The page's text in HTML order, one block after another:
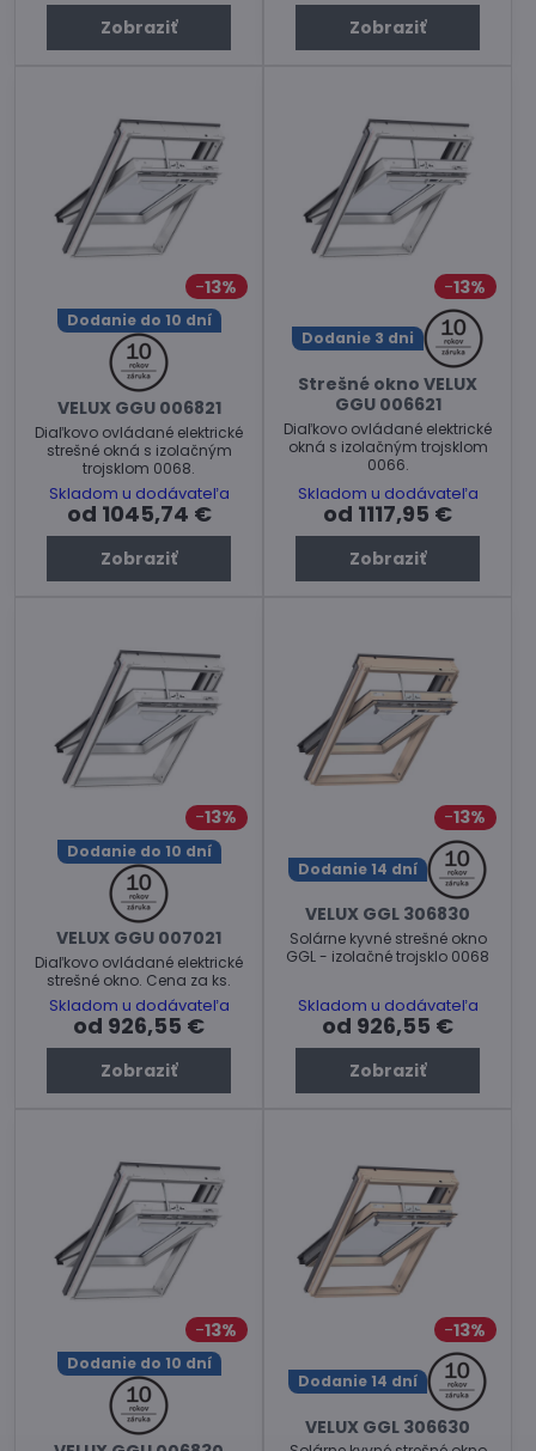
Zobraziť Zobraziť
13%
Dodanie do 10 dní
VELUX GGU 006821
Diaľkovo ovládané elektrické
strešné okná s izolačným
trojsklom 0068.
Skladom u dodávateľa
od 1045,74 €
Zobraziť
13%
Dodanie 3 dni
Strešné okno VELUX
GGU 006621
Diaľkovo ovládané elektrické
okná s izolačným trojsklom
0066.
Skladom u dodávateľa
od 1117,95 €
Zobraziť
13%
Dodanie do 10 dní
VELUX GGU 007021
Diaľkovo ovládané elektrické
strešné okno. Cena za ks.
Skladom u dodávateľa
od 926,55 €
Zobraziť
13%
Dodanie 14 dní
VELUX GGL 306830
Solárne kyvné strešné okno
GGL - izolačné trojsklo 0068
Skladom u dodávateľa
od 926,55 €
Zobraziť
13%
Dodanie do 10 dní
13%
Dodanie 14 dní
VELUX GGL 306630